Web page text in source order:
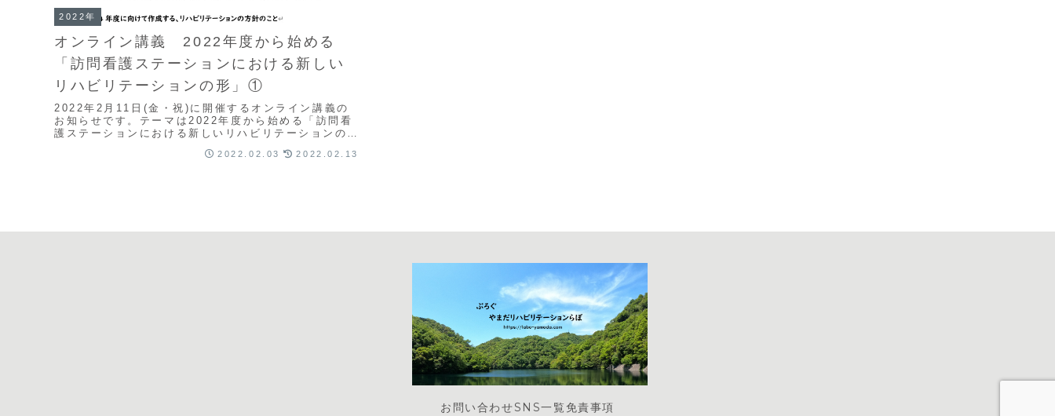
2022年
オンライン講義 2022年度から始める
「訪問看護ステーションにおける新しい
リハビリテーションの形」①
2022年2月11日(金・祝)に開催するオンライン講義の
お知らせです。テーマは2022年度から始める「訪問看
護ステーションにおける新しいリハビリテーションの
2022.02.03 2022.02.13
お問い合わせSNS一覧 免責事項